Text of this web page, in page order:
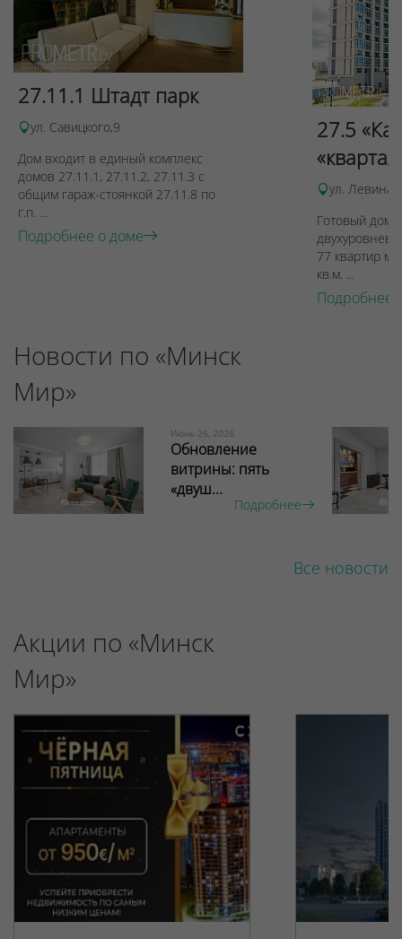
27.11.1 Штадт парк
ул. Савицкого,9
Дом входит в единый комплекс
домов 27.11.1, 27.11.2, 27.11.3 с
общим гараж-стоянкой 27.11.8 по
г.п. ...
Подробнее о доме
27.5
ул. Левина,
Готовый дом
77 квартир
кв.м. ...
Подробнее
Новости по «Минск
Мир»
Июнь 26, 2026
Обновление
витрины: пять
«двуш...
Подробнее
Все новости
Акции по «Минск
Мир»